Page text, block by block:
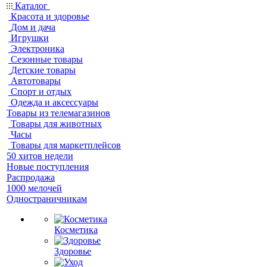
Каталог
Красота и здоровье
Дом и дача
Игрушки
Электроника
Сезонные товары
Детские товары
Автотовары
Спорт и отдых
Одежда и аксессуары
Товары из телемагазинов
Товары для животных
Часы
Товары для маркетплейсов
50 хитов недели
Новые поступления
Распродажа
1000 мелочей
Одностраничникам
Косметика
Здоровье